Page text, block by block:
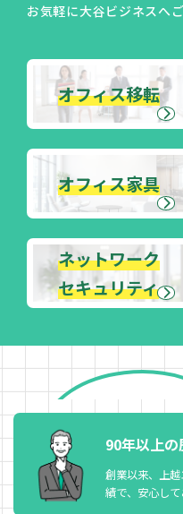
お気軽に大谷ビジネスへ
オフィス移転
オフィス家具
ネットワーク
セキュリティ
90年以上の
創業以来、上
績で、安心して
オフィス移転
オフィス レイア
オフィス家具
ネットワーク配
ネットワークセ
防犯カメラ工事
施工事例
会社案内
代表メッセージ
会社概要・沿革
アクセス
採用情報
採用情報 TOP